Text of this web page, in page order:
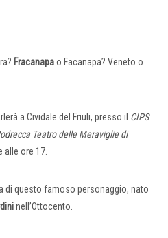
Fracanapao Facanapa? Veneto o
a Cividale del Friuli, presso il CIPS
Teatro delle Meraviglie di
ore 17.
di questo famoso personaggio, nato
nell’Ottocento.